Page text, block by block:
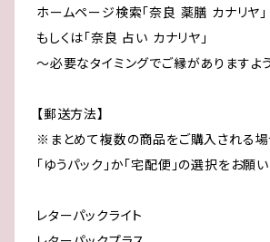
ホームページ検索「奈良 薬膳 カナリヤ」
もしくは「奈良 占い カナリヤ」
～必要なタイミングでご縁がありますよ
【郵送方法】
※まとめて複数の商品をご購入される場
「ゆうパック」か「宅配便」の選択をお願い
レターパックライト